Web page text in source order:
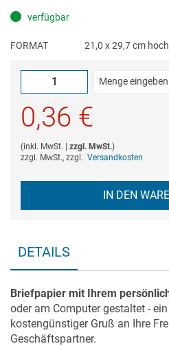
verfügbar
FORMAT 21,0 x 29,7 cm hoch
Menge eingeben
0,36 €
(inkl. MwSt. | zzgl. MwSt.)
zzgl. MwSt., zzgl. Versandkosten
IN DEN
DETAILS
Briefpapier mit Ihrem
oder am Computer gestaltet -
kostengünstiger Gruß an Ihre
Geschäftspartner.